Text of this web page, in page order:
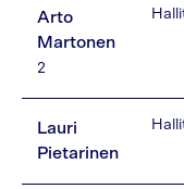
Arto
Martonen
2
Lauri
Pietarinen